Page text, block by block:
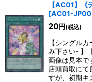
【AC01】《
[AC01-
20円 (税込)
【シングル
み下さい- 】
画像は見本で
店頭買取にて
すが、初期キ